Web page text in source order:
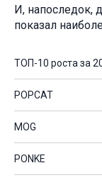
И, напоследок,
показал
ТОП-10 роста за
POPCAT
MOG
PONKE